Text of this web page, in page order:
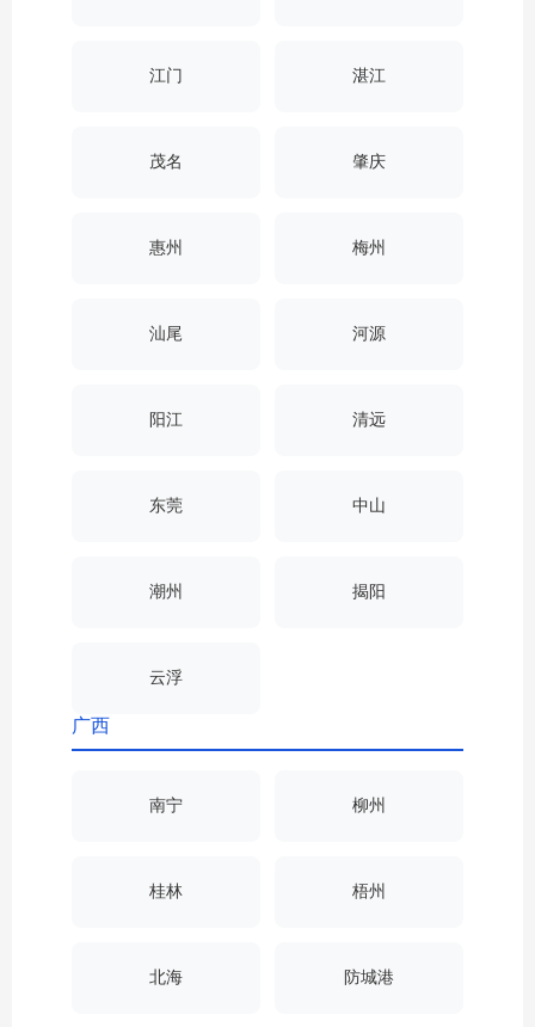
江门 湛江
茂名 肇庆
惠州 梅州
汕尾 河源
阳江 清远
东莞 中山
潮州 揭阳
云浮
广西
南宁 柳州
桂林 梧州
北海 防城港